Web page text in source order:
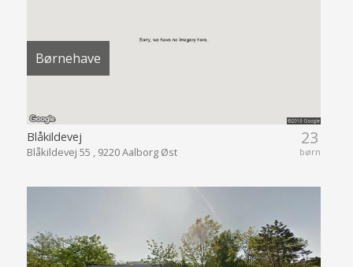
Børnehave
23
børn
Blåkildevej
Blåkildevej 55 , 9220 Aalborg Øst